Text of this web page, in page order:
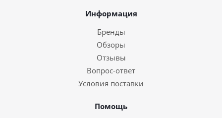
Информация
Бренды
Обзоры
Отзывы
Вопрос-ответ
Условия поставки
Помощь